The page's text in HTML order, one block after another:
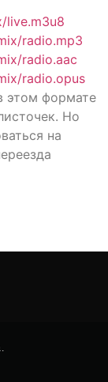
live.m3u8
radio.mp3
radio.aac
radio.opus
этом формате
Но
на